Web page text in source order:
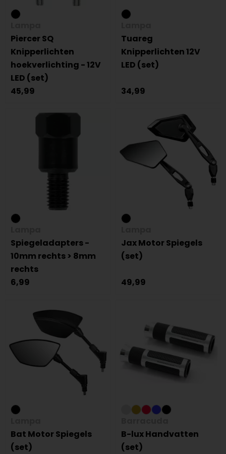
Piercer SQ
Knipperlichten
hoekverlichting - 12V
LED (set)
45,99
Tuareg
Knipperlichten 12V
LED (set)
34,99
Spiegeladapters -
10mm rechts > 8mm
rechts
6,99
Jax Motor Spiegels
(set)
49,99
Bat Motor Spiegels
(set)
B-lux Handvatten
(set)